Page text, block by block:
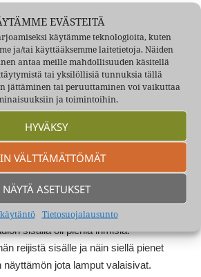
EVÄSTEITÄ
käytämme teknologioita, kuten
ja/tai käyttääksemme laitetietoja. Näiden
antaa meille mahdollisuuden käsitellä
tai yksilöllisiä tunnuksia tällä
jättäminen tai peruuttaminen voi vaikuttaa
ja toimintoihin.
HYVÄKSY
VÄLTTÄMÄTTÖMÄT
NÄYTÄ ASETUKSET
Tietosuojalausunto
että selviikö se sieltä hengissä
tällä kertaa sittenkin hiirulaisen.
ehtijoka kertahätiin. En silloin
”koululaiva” ihan oikeasti oli
oikeana joutsenena joka Mikin
kohtalo oli kovin surullinen.
mieliohjelmia Pekka Lipposen
nimeni on Kox josta kehittyi leikki
näillä sivuilla.
varmaan kuten kaikkia lapsia,
radioon tuli. Olin pitkään
sisällä oli pieniä ihmisiä.
reijistä sisälle ja näin siellä pienet
näyttämön jota lamput valaisivat.